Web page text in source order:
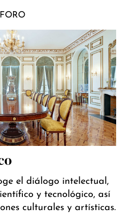
FORO
el diálogo intelectual,
y tecnológico, así
culturales y artísticas.